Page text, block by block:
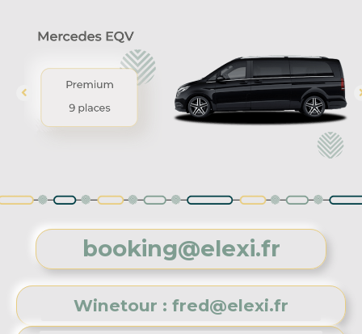
booking@elexi.fr
Winetour : fred@elexi.fr